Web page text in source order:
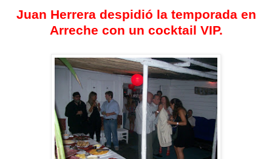
Juan Herreradespidió la temporada en
Arreche con un cocktail VIP.